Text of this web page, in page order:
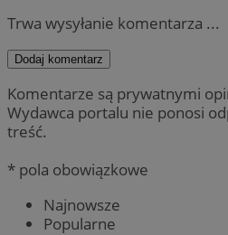
Trwa wysyłanie komentarza ...
Dodaj komentarz
Komentarze są prywatnymi
Wydawca portalu nie ponosi
treść.
* pola obowiązkowe
Najnowsze
Popularne